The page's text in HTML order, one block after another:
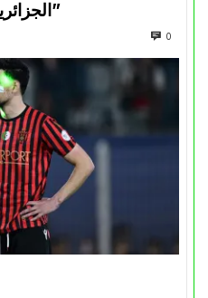
الجزائرية في المسابقات القارية”
0